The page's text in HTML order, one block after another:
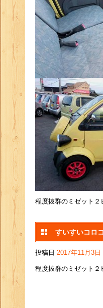
程度抜群のミゼット
すいすいコロ
投稿日 2017年11月3日
程度抜群のミゼット